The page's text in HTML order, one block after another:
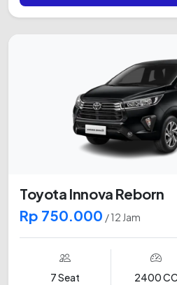
Toyota Innova Reborn
Rp 750.000 / 12 Jam
7 Seat 2400 CC